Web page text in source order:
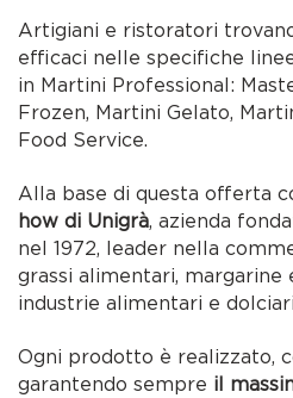
Artigiani e ristoratori
efficaci nelle specifiche
in Martini Professional:
Frozen, Martini Gelato,
Food Service.
Alla base di questa offerta
how di Unigrà, azienda
nel 1972, leader nella
grassi alimentari,
industrie alimentari e
Ogni prodotto è realizzato,
garantendo sempre il